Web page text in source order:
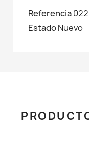
Referencia
EstadoNuevo